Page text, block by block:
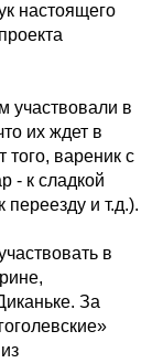
настоящего
участвовали в
их ждет в
вареник с
- к сладкой
переезду и т.д.).
в
За